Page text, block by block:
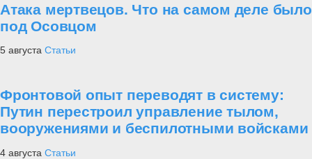
Атака мертвецов. Что на самом деле было
под Осовцом
5 августа Статьи
Фронтовой опыт переводят в систему:
Путин перестроил управление тылом,
вооружениями и беспилотными войсками
4 августа Статьи